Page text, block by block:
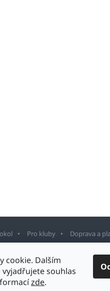
cookie. Dalším
souhlas
zde.
Pro kluby Doprava a
vyhrazena.Upravit nastavení